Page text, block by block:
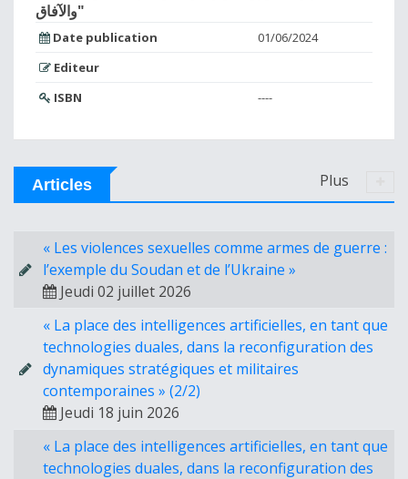
والآفاق"
Date publication
01/06/2024
Editeur
ISBN
----
Articles Plus
« Les violences sexuelles comme armes de guerre :
l’exemple du Soudan et de l’Ukraine »
Jeudi 02 juillet 2026
« La place des intelligences artificielles, en tant que
technologies duales, dans la reconfiguration des
dynamiques stratégiques et militaires
contemporaines » (2/2)
Jeudi 18 juin 2026
« La place des intelligences artificielles, en tant que
technologies duales, dans la reconfiguration des